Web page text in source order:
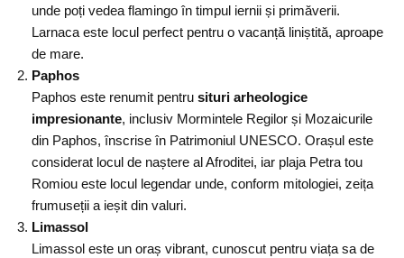
unde poți vedea flamingo în timpul iernii și primăverii.
Larnaca este locul perfect pentru o vacanță liniștită, aproape
de mare.
Paphos
Paphos este renumit pentru situri arheologice
impresionante, inclusiv Mormintele Regilor și Mozaicurile
din Paphos, înscrise în Patrimoniul UNESCO. Orașul este
considerat locul de naștere al Afroditei, iar plaja Petra tou
Romiou este locul legendar unde, conform mitologiei, zeița
frumuseții a ieșit din valuri.
Limassol
Limassol este un oraș vibrant, cunoscut pentru viața sa de